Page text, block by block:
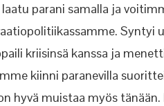
parani samalla ja
Syntyi
kriisinsä kanssa ja
kiinni paranevilla
hyvä muistaa myös